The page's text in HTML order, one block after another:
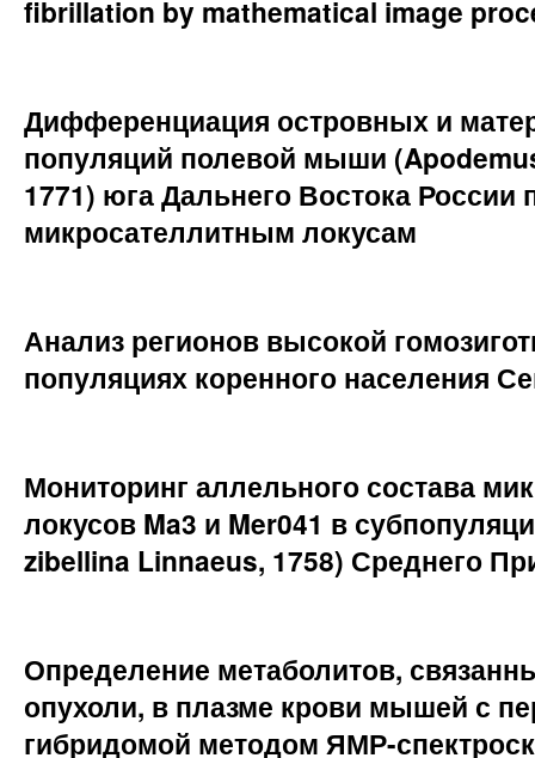
fibrillation by mathematical image
Дифференциация островных и
популяций полевой мыши
1771) юга Дальнего Востока России
микросателлитным локусам
Анализ регионов высокой
популяциях коренного населения
Мониторинг аллельного состава
локусов Ma3 и Mer041 в
zibellina Linnaeus, 1758) Среднего
Определение метаболитов,
опухоли, в плазме крови мышей с
гибридомой методом ЯМР-